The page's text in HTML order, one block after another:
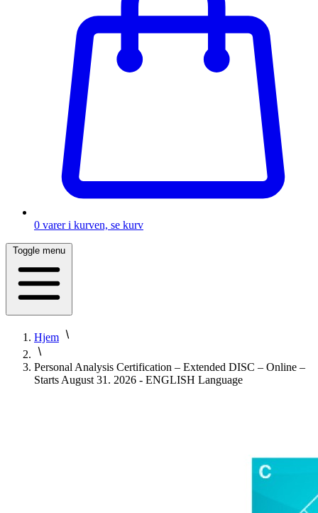
0 varer i kurven, se kurv
Toggle menu
Hjem
Personal Analysis Certification – Extended DISC – Online –
Starts August 31. 2026 - ENGLISH Language